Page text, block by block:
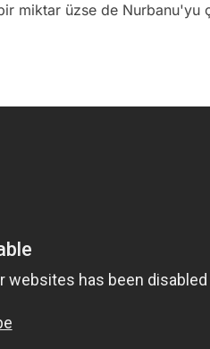
miktar üzse de Nurbanu'yu